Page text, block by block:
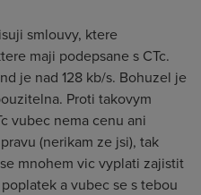
smlouvy, ktere
maji podepsane s CTc.
je nad 128 kb/s. Bohuzel je
Proti takovym
vubec nema cenu ani
(nerikam ze jsi), tak
mnohem vic vyplati zajistit
a vubec se s tebou